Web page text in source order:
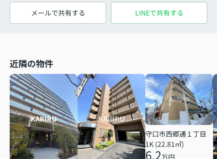
メールで共有する LINEで共有する
近隣の物件
守口市西郷通１丁目
1K (22.81㎡)
6.2万円